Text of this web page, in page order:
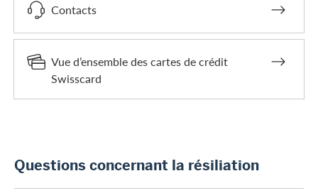
Contacts
Vue d’ensemble des cartes de crédit
Swisscard
Questions concernant la résiliation